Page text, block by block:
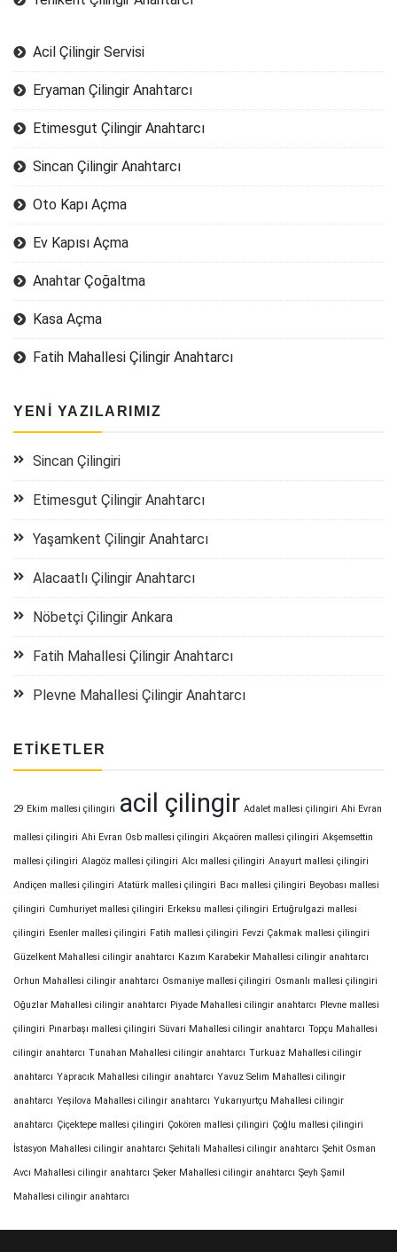
Acil Çilingir Servisi
Eryaman Çilingir Anahtarcı
Etimesgut Çilingir Anahtarcı
Sincan Çilingir Anahtarcı
Oto Kapı Açma
Ev Kapısı Açma
Anahtar Çoğaltma
Kasa Açma
Fatih Mahallesi Çilingir Anahtarcı
YENI YAZILARIMIZ
Sincan Çilingiri
Etimesgut Çilingir Anahtarcı
Yaşamkent Çilingir Anahtarcı
Alacaatlı Çilingir Anahtarcı
Nöbetçi Çilingir Ankara
Fatih Mahallesi Çilingir Anahtarcı
Plevne Mahallesi Çilingir Anahtarcı
ETIKETLER
29 Ekim mallesi çilingiri acil çilingir Adalet mallesi çilingiri Ahi Evran
mallesi çilingiri Ahi Evran Osb mallesi çilingiri Akçaören mallesi çilingiri Akşemsettin
mallesi çilingiri Alagöz mallesi çilingiri Alcı mallesi çilingiri Anayurt mallesi çilingiri
Andiçen mallesi çilingiri Atatürk mallesi çilingiri Bacı mallesi çilingiri Beyobası mallesi
çilingiri Cumhuriyet mallesi çilingiri Erkeksu mallesi çilingiri Ertuğrulgazi mallesi
çilingiri Esenler mallesi çilingiri Fatih mallesi çilingiri Fevzi Çakmak mallesi çilingiri
Güzelkent Mahallesi cilingir anahtarcı Kazım Karabekir Mahallesi cilingir anahtarcı
Orhun Mahallesi cilingir anahtarcı Osmaniye mallesi çilingiri Osmanlı mallesi çilingiri
Oğuzlar Mahallesi cilingir anahtarcı Piyade Mahallesi cilingir anahtarcı Plevne mallesi
çilingiri Pınarbaşı mallesi çilingiri Süvari Mahallesi cilingir anahtarcı Topçu Mahallesi
cilingir anahtarcı Tunahan Mahallesi cilingir anahtarcı Turkuaz Mahallesi cilingir
anahtarcı Yapracık Mahallesi cilingir anahtarcı Yavuz Selim Mahallesi cilingir
anahtarcı Yeşilova Mahallesi cilingir anahtarcı Yukarıyurtçu Mahallesi cilingir
anahtarcı Çiçektepe mallesi çilingiri Çokören mallesi çilingiri Çoğlu mallesi çilingiri
İstasyon Mahallesi cilingir anahtarcı Şehitali Mahallesi cilingir anahtarcı Şehit Osman
Avcı Mahallesi cilingir anahtarcı Şeker Mahallesi cilingir anahtarcı Şeyh Şamil
Mahallesi cilingir anahtarcı